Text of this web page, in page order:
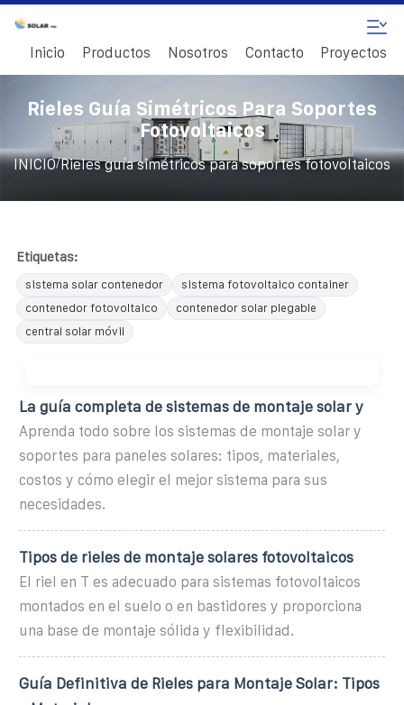
Inicio Productos Nosotros Contacto Proyectos
Rieles Guía Simétricos Para Soportes
Fotovoltaicos
INICIO/ Rieles guía simétricos para soportes fotovoltaicos
Etiquetas:
sistema solar contenedor
sistema fotovoltaico container
contenedor fotovoltaico
contenedor solar plegable
central solar móvil
La guía completa de sistemas de montaje solar y
Aprenda todo sobre los sistemas de montaje solar y
soportes para paneles solares: tipos, materiales,
costos y cómo elegir el mejor sistema para sus
necesidades.
Tipos de rieles de montaje solares fotovoltaicos
El riel en T es adecuado para sistemas fotovoltaicos
montados en el suelo o en bastidores y proporciona
una base de montaje sólida y flexibilidad.
Guía Definitiva de Rieles para Montaje Solar: Tipos